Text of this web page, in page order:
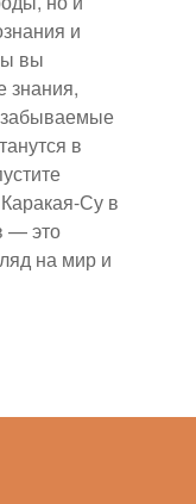
и
вы
знания,
в
Су в
— это
на мир и